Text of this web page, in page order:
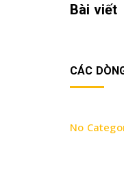
Bài viết
CÁC
No